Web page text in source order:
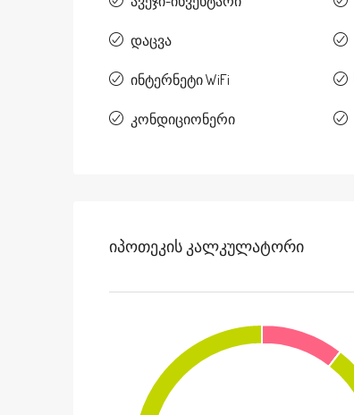
დაცვა
ინტერნეტი WiFi
კონდიციონერი
Იპოთეკის Კალკულატორი